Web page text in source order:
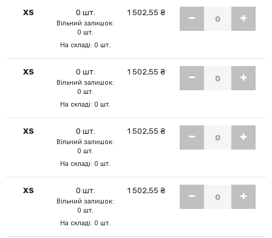
XS 0 шт.
Вільний залишок:
0 шт.
На складі: 0 шт.
1 502,55 ₴
XS 0 шт.
Вільний залишок:
0 шт.
На складі: 0 шт.
1 502,55 ₴
XS 0 шт.
Вільний залишок:
0 шт.
На складі: 0 шт.
1 502,55 ₴
XS 0 шт.
Вільний залишок:
0 шт.
На складі: 0 шт.
1 502,55 ₴